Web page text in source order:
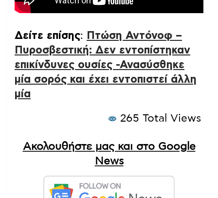
Δείτε επίσης:
Πτώση Αντόνοφ –
Πυροσβεστική: Δεν εντοπίστηκαν
επικίνδυνες ουσίες -Ανασύσθηκε
μία σορός και έχει εντοπιστεί άλλη
μία
265 Total Views
Ακολουθήστε μας και στο Google
News